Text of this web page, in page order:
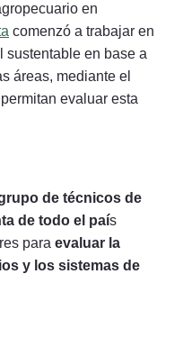
en
comenzó a trabajar en
sustentable en base a
áreas, mediante el
evaluar esta
de técnicos de
de todo el país
para evaluar la
y los sistemas de